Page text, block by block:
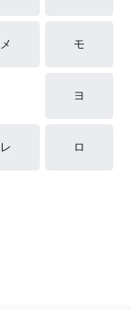
メ モ
ヨ
レ ロ